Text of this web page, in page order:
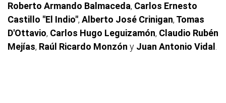
Roberto Armando Balmaceda, Carlos Ernesto
Castillo "El Indio", Alberto José Crinigan, Tomas
D'Ottavio, Carlos Hugo Leguizamón, Claudio Rubén
Mejías, Raúl Ricardo Monzón y Juan Antonio Vidal